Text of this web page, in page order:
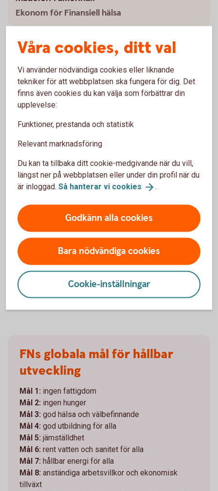
Ekonom för Finansiell hälsa
Vad gör en finansiell produkt
hållbar?
Lär dig mer om vad som gör en finansiell produkt, till
exempel en fond, hållbar och gör ett aktivt val.
Vad gör en finansiell produkt
Månadsspara
Det bästa sparandet är det som blir av! Just därför
är det så smart att månadsspara. Välj om du vill
månadsspara i fonder eller buffertspara på konto.
Månadsspara
FNs globala mål för hållbar
utveckling
Mål 1: ingen fattigdom
Mål 2: ingen hunger
Mål 3: god hälsa och välbefinnande
Mål 4: god utbildning för alla
Mål 5: jämställdhet
Mål 6: rent vatten och sanitet för alla
Mål 7: hållbar energi för alla
Mål 8: anständiga arbetsvillkor och ekonomisk
tillväxt
Våra cookies, ditt val
Vi använder nödvändiga cookies eller liknande
tekniker för att webbplatsen ska fungera för dig. Det
finns även cookies du kan välja som förbättrar din
upplevelse:
Funktioner, prestanda och statistik
Relevant marknadsföring
Du kan ta tillbaka ditt cookie-medgivande när du vill,
längst ner på webbplatsen eller under din profil när du
är inloggad. Så hanterar vi cookies .
Godkänn alla cookies
Bara nödvändiga cookies
Cookie-inställningar